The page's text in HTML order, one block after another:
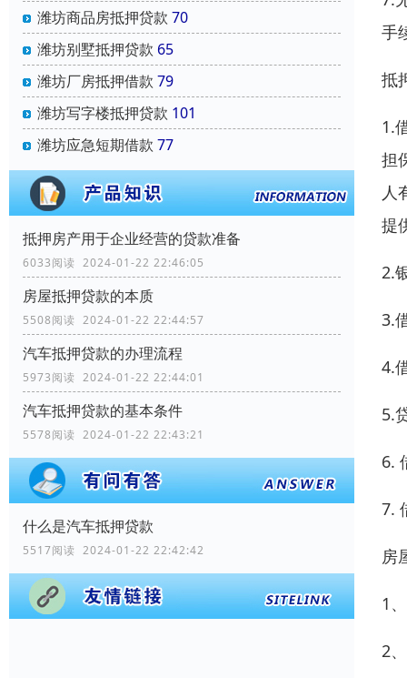
潍坊商品房抵押贷款 70
潍坊别墅抵押贷款 65
潍坊厂房抵押借款 79
潍坊写字楼抵押贷款 101
潍坊应急短期借款 77
抵押房产用于企业经营的贷款准备
6033阅读 2024-01-22 22:46:05
房屋抵押贷款的本质
5508阅读 2024-01-22 22:44:57
汽车抵押贷款的办理流程
5973阅读 2024-01-22 22:44:01
汽车抵押贷款的基本条件
5578阅读 2024-01-22 22:43:21
什么是汽车抵押贷款
5517阅读 2024-01-22 22:42:42
手
抵
1.
担
人
提
2.
3.
4.
5.
6.
7.
房
1
2